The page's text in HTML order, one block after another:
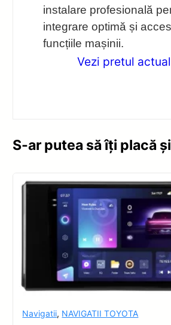
instalare profesională
integrare optimă și
funcțiile mașinii.
Vezi pretul
S-ar putea să îți placă
Navigatii, NAVIGATII TOYOTA